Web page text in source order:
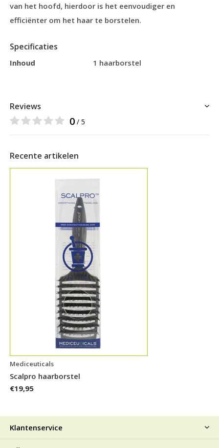
van het hoofd, hierdoor is het eenvoudiger en
efficiënter om het haar te borstelen.
Specificaties
Inhoud 1 haarborstel
Reviews
0 / 5
Recente artikelen
Mediceuticals
Scalpro haarborstel
€19,95
Klantenservice